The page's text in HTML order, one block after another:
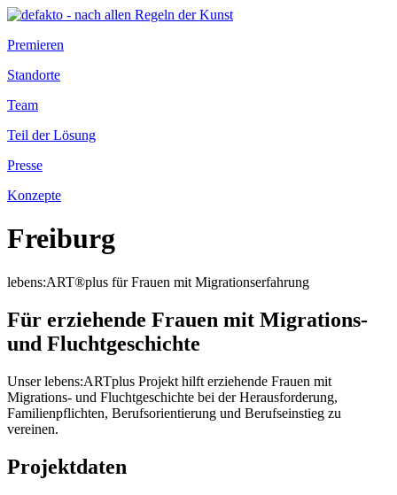
Premieren
Standorte
Team
Teil der Lösung
Presse
Konzepte
Freiburg
lebens:ART®plus für Frauen mit Migrationserfahrung
Für erziehende Frauen mit Migrations-
und Fluchtgeschichte
Unser lebens:ARTplus Projekt hilft erziehende Frauen mit
Migrations- und Fluchtgeschichte bei der Herausforderung,
Familienpflichten, Berufsorientierung und Berufseinstieg zu
vereinen.
Projektdaten